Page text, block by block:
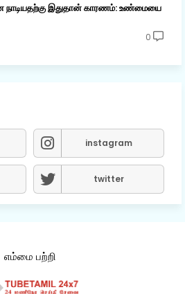
நாடியதற்கு இதுதான் காரணம்: உண்மையை
0
instagram
twitter
எம்மை பற்றி